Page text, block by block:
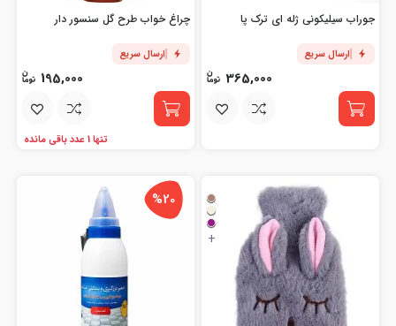
جوراب سیلیکونی ژله ای ترک پا
ارسال سریع
365,000
چراغ خواب طرح گل سنسور دار
ارسال سریع
195,000
تنها 1 عدد باقی مانده
+
%20